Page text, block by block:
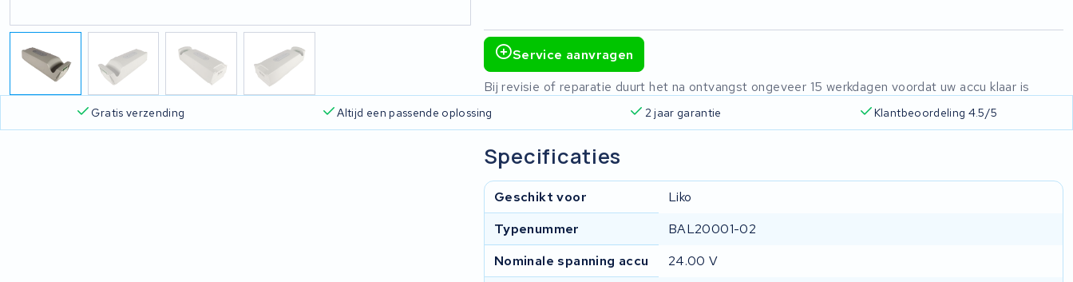
Service aanvragen
Bij revisie of reparatie duurt het na ontvangst ongeveer 15 werkdagen voordat uw accu klaar is
Gratis verzending Altijd een passende oplossing 2 jaar garantie Klantbeoordeling 4.5/5
Specificaties
Geschikt voor
Liko
Typenummer
BAL20001-02
Nominale spanning accu
24.00 V